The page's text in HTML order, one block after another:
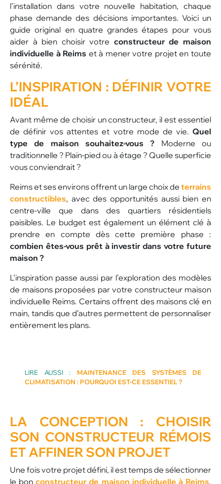
l’installation dans votre nouvelle habitation, chaque
phase demande des décisions importantes. Voici un
guide original en quatre grandes étapes pour vous
aider à bien choisir votre constructeur de maison
individuelle à Reims et à mener votre projet en toute
sérénité.
L’INSPIRATION : DÉFINIR VOTRE
IDÉAL
Avant même de choisir un constructeur, il est essentiel
de définir vos attentes et votre mode de vie. Quel
type de maison souhaitez-vous ? Moderne ou
traditionnelle ? Plain-pied ou à étage ? Quelle superficie
vous conviendrait ?
Reims et ses environs offrent un large choix de terrains
constructibles, avec des opportunités aussi bien en
centre-ville que dans des quartiers résidentiels
paisibles. Le budget est également un élément clé à
prendre en compte dès cette première phase :
combien êtes-vous prêt à investir dans votre future
maison ?
L’inspiration passe aussi par l’exploration des modèles
de maisons proposées par votre constructeur maison
individuelle Reims. Certains offrent des maisons clé en
main, tandis que d’autres permettent de personnaliser
entièrement les plans.
LIRE AUSSI : MAINTENANCE DES SYSTÈMES DE
CLIMATISATION : POURQUOI EST-CE ESSENTIEL ?
LA CONCEPTION : CHOISIR
SON CONSTRUCTEUR RÉMOIS
ET AFFINER SON PROJET
Une fois votre projet défini, il est temps de sélectionner
le bonconstructeur de maison individuelle à Reims.